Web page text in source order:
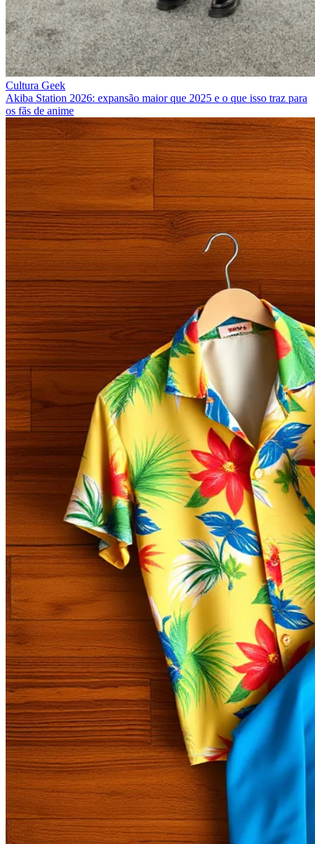
Cultura Geek
Akiba Station 2026: expansão maior que 2025 e o que isso traz para
os fãs de anime